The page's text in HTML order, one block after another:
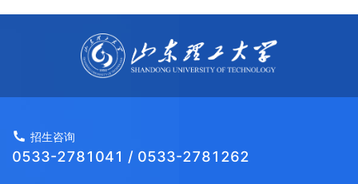
招生咨询
0533-2781041 / 0533-2781262